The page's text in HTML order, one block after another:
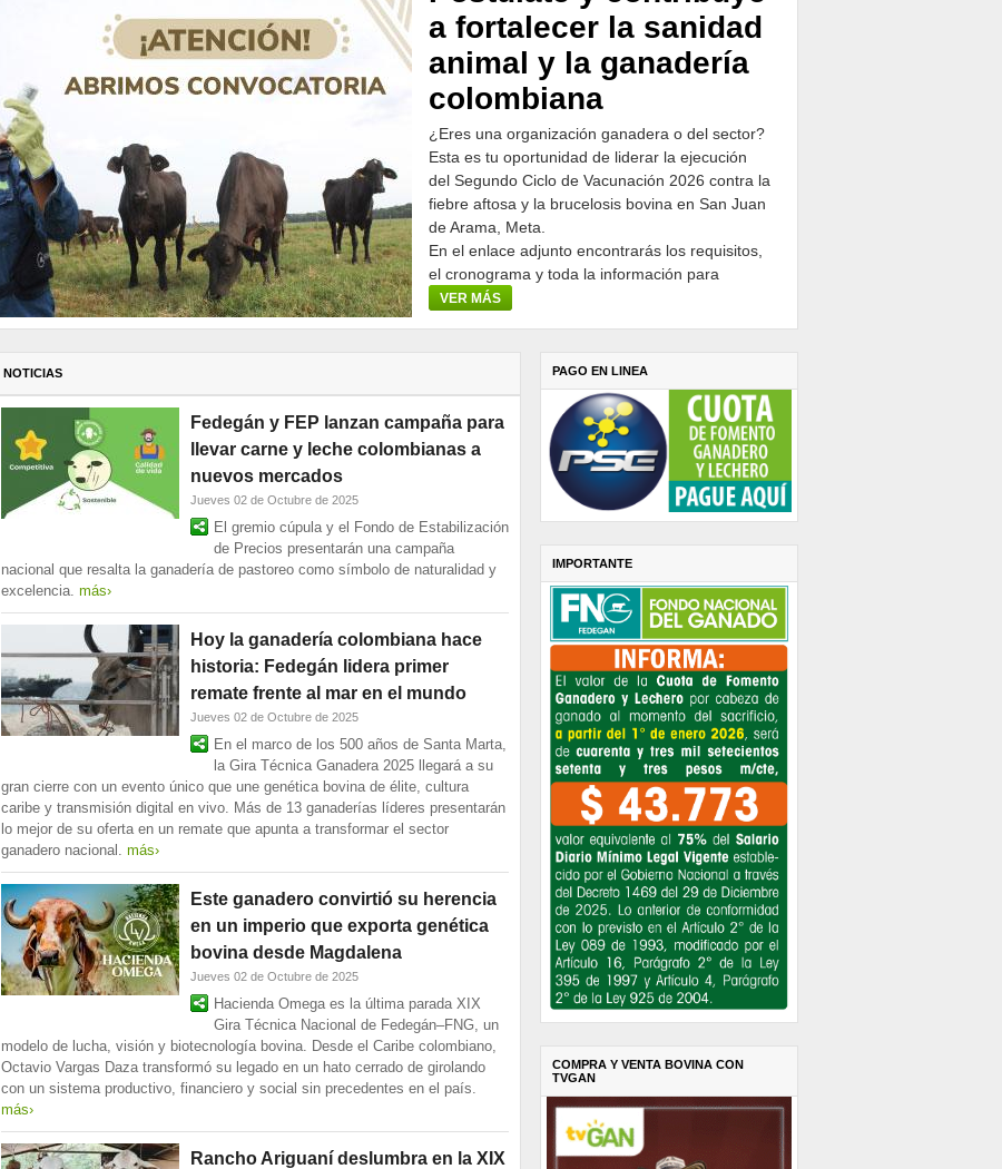
a fortalecer la sanidad
animal y la ganadería
colombiana
¿Eres una organización ganadera o del sector?
Esta es tu oportunidad de liderar la ejecución
del Segundo Ciclo de Vacunación 2026 contra la
fiebre aftosa y la brucelosis bovina en San Juan
de Arama, Meta.
En el enlace adjunto encontrarás los requisitos,
el cronograma y toda la información para
participar.
VER MÁS
NOTICIAS
Fedegán y FEP lanzan campaña para
llevar carne y leche colombianas a
nuevos mercados
Jueves 02 de Octubre de 2025
El gremio cúpula y el Fondo de Estabilización
de Precios presentarán una campaña
nacional que resalta la ganadería de pastoreo como símbolo de naturalidad y
excelencia. más›
Hoy la ganadería colombiana hace
historia: Fedegán lidera primer
remate frente al mar en el mundo
Jueves 02 de Octubre de 2025
En el marco de los 500 años de Santa Marta,
la Gira Técnica Ganadera 2025 llegará a su
gran cierre con un evento único que une genética bovina de élite, cultura
caribe y transmisión digital en vivo. Más de 13 ganaderías líderes presentarán
lo mejor de su oferta en un remate que apunta a transformar el sector
ganadero nacional. más›
Este ganadero convirtió su herencia
en un imperio que exporta genética
bovina desde Magdalena
Jueves 02 de Octubre de 2025
Hacienda Omega es la última parada XIX
Gira Técnica Nacional de Fedegán–FNG, un
modelo de lucha, visión y biotecnología bovina. Desde el Caribe colombiano,
Octavio Vargas Daza transformó su legado en un hato cerrado de girolando
con un sistema productivo, financiero y social sin precedentes en el país.
más›
Rancho Ariguaní deslumbra en la XIX
PAGO EN LINEA
IMPORTANTE
COMPRA Y VENTA BOVINA CON
TVGAN